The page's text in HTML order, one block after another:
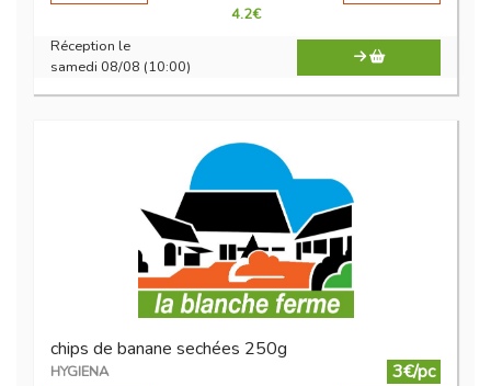
4.2€
Réception le
samedi 08/08 (10:00)
chips de banane sechées 250g
HYGIENA
3€/pc